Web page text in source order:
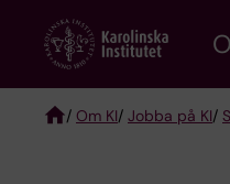
content
/ Om KI/ Jobba på KI/